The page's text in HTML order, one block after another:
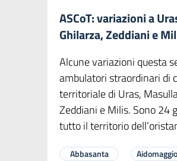
ASCoT: variazioni a
Ghilarza, Zeddiani e
Alcune variazioni questa
ambulatori straordinari di
territoriale di Uras,
Zeddiani e Milis. Sono 24
tutto il territorio
Abbasanta